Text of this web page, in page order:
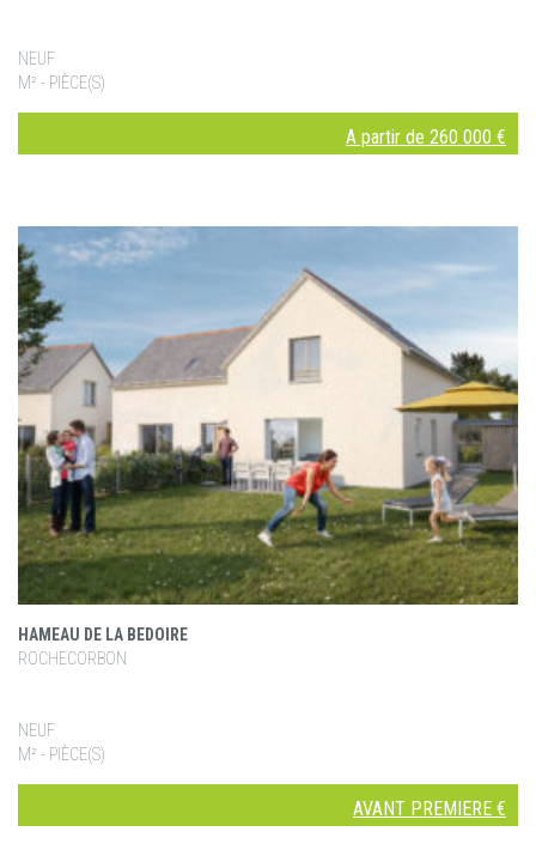
NEUF
M² - PIÈCE(S)
A partir de 260 000 €
HAMEAU DE LA BEDOIRE
ROCHECORBON
NEUF
M² - PIÈCE(S)
AVANT PREMIERE €